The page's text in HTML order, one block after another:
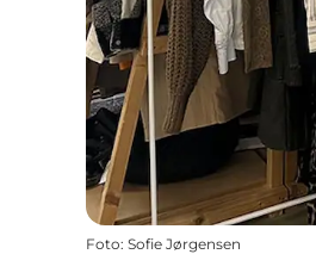
Foto: Sofie Jørgensen